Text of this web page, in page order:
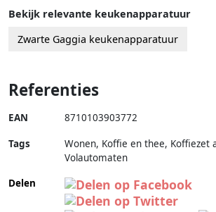
Bekijk relevante keukenapparatuur
Zwarte Gaggia keukenapparatuur
Referenties
EAN 8710103903772
Tags
Wonen, Koffie en thee, Koffiezet
Volautomaten
Delen